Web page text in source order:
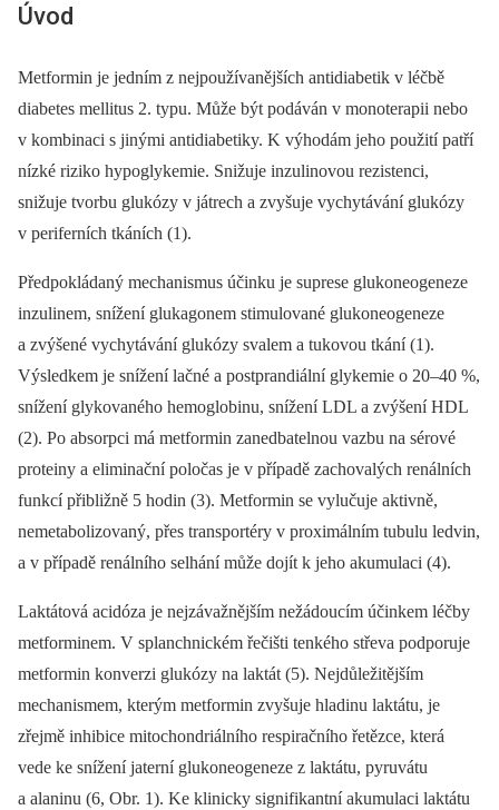
Úvod
Metformin je jedním z nejpoužívanějších antidiabetik v léčbě
diabetes mellitus 2. typu. Může být podáván v monoterapii nebo
v kombinaci s jinými antidiabetiky. K výhodám jeho použití patří
nízké riziko hypoglykemie. Snižuje inzulinovou rezistenci,
snižuje tvorbu glukózy v játrech a zvyšuje vychytávání glukózy
v periferních tkáních (1).
Předpokládaný mechanismus účinku je suprese glukoneogeneze
inzulinem, snížení glukagonem stimulované glukoneogeneze
a zvýšené vychytávání glukózy svalem a tukovou tkání (1).
Výsledkem je snížení lačné a postprandiální glykemie o 20–40 %,
snížení glykovaného hemoglobinu, snížení LDL a zvýšení HDL
(2). Po absorpci má metformin zanedbatelnou vazbu na sérové
proteiny a eliminační poločas je v případě zachovalých renálních
funkcí přibližně 5 hodin (3). Metformin se vylučuje aktivně,
nemetabolizovaný, přes transportéry v proximálním tubulu ledvin,
a v případě renálního selhání může dojít k jeho akumulaci (4).
Laktátová acidóza je nejzávažnějším nežádoucím účinkem léčby
metforminem. V splanchnickém řečišti tenkého střeva podporuje
metformin konverzi glukózy na laktát (5). Nejdůležitějším
mechanismem, kterým metformin zvyšuje hladinu laktátu, je
zřejmě inhibice mitochondriálního respiračního řetězce, která
vede ke snížení jaterní glukoneogeneze z laktátu, pyruvátu
a alaninu (6, Obr. 1). Ke klinicky signifikantní akumulaci laktátu